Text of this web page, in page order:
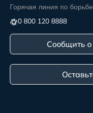
Горячая линия по
0 800 120 8888
Сообщить